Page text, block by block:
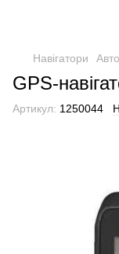
Навігатори
GPS-
Артикул: 1250044